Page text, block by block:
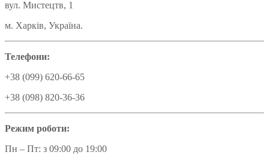
вул. Мистецтв, 1
м. Харків, Україна.
Телефони:
+38 (099) 620-66-65
+38 (098) 820-36-36
Режим роботи:
Пн – Пт: з 09:00 до 19:00